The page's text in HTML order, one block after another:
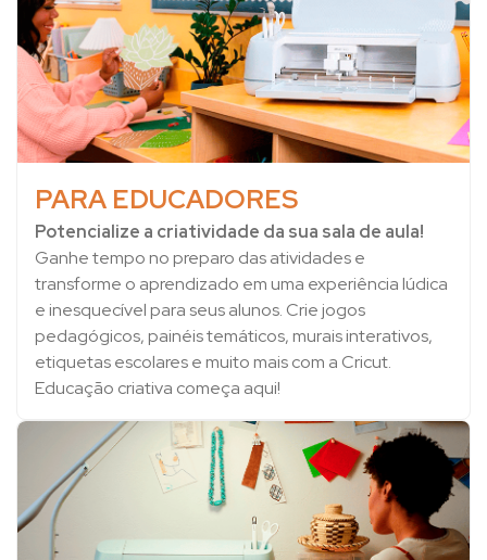
PARA EDUCADORES
Potencialize a criatividade da sua sala de aula!
Ganhe tempo no preparo das atividades e
transforme o aprendizado em uma experiência lúdica
e inesquecível para seus alunos. Crie jogos
pedagógicos, painéis temáticos, murais interativos,
etiquetas escolares e muito mais com a Cricut.
Educação criativa começa aqui!